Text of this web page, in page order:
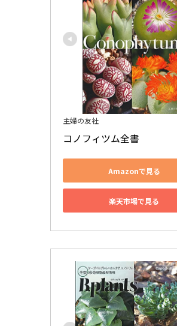
主婦の友社
コノフィツム全書
Amazonで見る
楽天市場で見る